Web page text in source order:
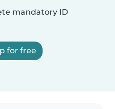
mandatory ID
for free